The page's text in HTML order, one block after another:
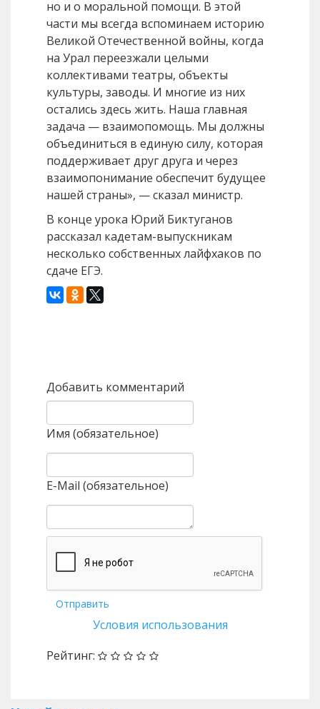
но и о моральной помощи. В этой
части мы всегда вспоминаем историю
Великой Отечественной войны, когда
на Урал переезжали целыми
коллективами театры, объекты
культуры, заводы. И многие из них
остались здесь жить. Наша главная
задача — взаимопомощь. Мы должны
объединиться в единую силу, которая
поддерживает друг друга и через
взаимопонимание обеспечит будущее
нашей страны», — сказал министр.
В конце урока Юрий Биктуганов
рассказал кадетам-выпускникам
несколько собственных лайфхаков по
сдаче ЕГЭ.
Добавить комментарий
Имя (обязательное)
E-Mail (обязательное)
Отправить
Условия использования
Рейтинг: